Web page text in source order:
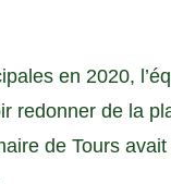
en 2020,
redonner de la
de Tours